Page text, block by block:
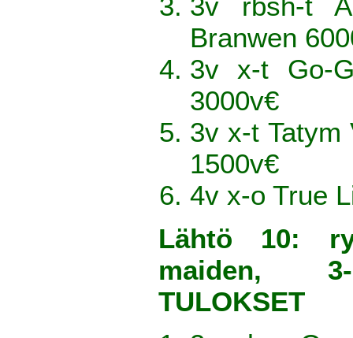
3v rbsh-t
Branwen
3v x-t Go-
3000v€
3v x-t Tatym
1500v€
4v x-o True
Lähtö 10:
maiden,
TULOKSET